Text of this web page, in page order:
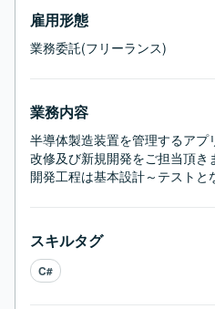
雇用形態
業務委託(フリーランス)
業務内容
半導体製造装置を管理するアプ
改修及び新規開発をご担当頂き
開発工程は基本設計～テストと
スキルタグ
C#